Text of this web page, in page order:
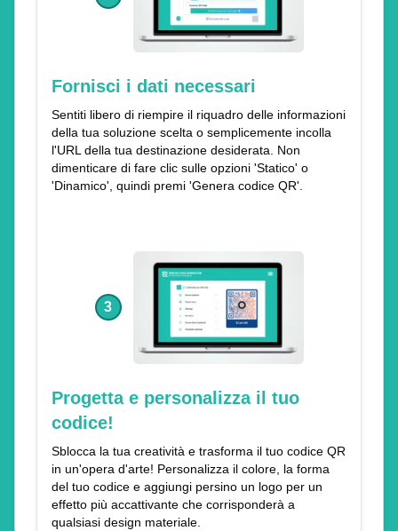
Fornisci i dati necessari
Sentiti libero di riempire il riquadro delle informazioni
della tua soluzione scelta o semplicemente incolla
l'URL della tua destinazione desiderata. Non
dimenticare di fare clic sulle opzioni 'Statico' o
'Dinamico', quindi premi 'Genera codice QR'.
3
Progetta e personalizza il tuo
codice!
Sblocca la tua creatività e trasforma il tuo codice QR
in un'opera d'arte! Personalizza il colore, la forma
del tuo codice e aggiungi persino un logo per un
effetto più accattivante che corrisponderà a
qualsiasi design materiale.